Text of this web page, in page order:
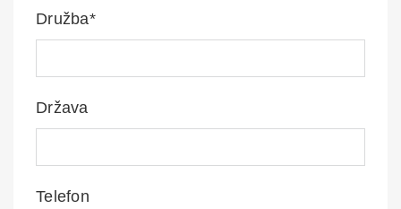
Družba*
Država
Telefon